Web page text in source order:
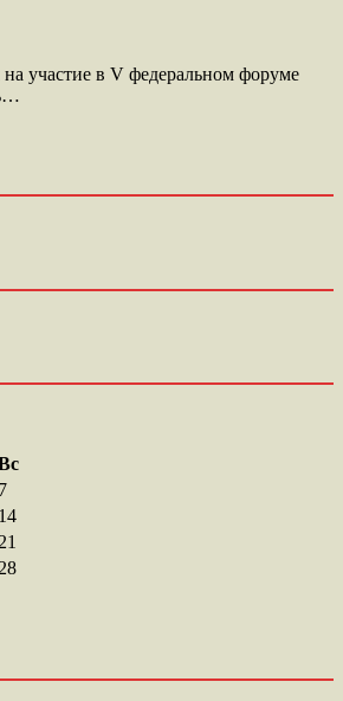
на участие в V федеральном форуме
7
14
21
28